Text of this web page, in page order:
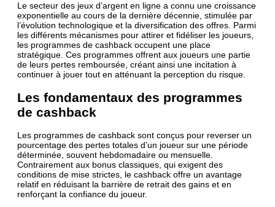
Le secteur des jeux d’argent en ligne a connu une croissance
exponentielle au cours de la dernière décennie, stimulée par
l’évolution technologique et la diversification des offres. Parmi
les différents mécanismes pour attirer et fidéliser les joueurs,
les programmes de cashback occupent une place
stratégique. Ces programmes offrent aux joueurs une partie
de leurs pertes remboursée, créant ainsi une incitation à
continuer à jouer tout en atténuant la perception du risque.
Les fondamentaux des programmes
de cashback
Les programmes de cashback sont conçus pour reverser un
pourcentage des pertes totales d’un joueur sur une période
déterminée, souvent hebdomadaire ou mensuelle.
Contrairement aux bonus classiques, qui exigent des
conditions de mise strictes, le cashback offre un avantage
relatif en réduisant la barrière de retrait des gains et en
renforçant la confiance du joueur.